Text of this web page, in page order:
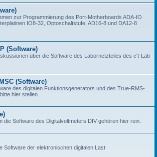
zur Programmierung des Port-Motherboards ADA-IO
IO8-32, Optoschaltstufe, AD16-8 und DA12-8
(Software)
über die Software des Labornetzteiles des c't-Lab
(Software)
des digitalen Funktionsgenerators und des True-RMS-
hier stellen.
die Software des Digitalvoltmeters DIV gehören hier rein.
Software der elektronischen digitalen Last